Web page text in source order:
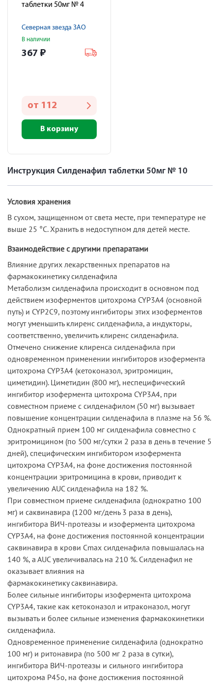
таблетки 50мг № 4
Северная звезда ЗАО
В наличии
367 ₽
от 112
В корзину
Инструкция Силденафил таблетки 50мг № 10
Условия хранения
В сухом, защищенном от света месте, при температуре не
выше 25 °С. Хранить в недоступном для детей месте.
Взаимодействие с другими препаратами
Влияние других лекарственных препаратов на
фармакокинетику силденафила
Метаболизм силденафила происходит в основном под
действием изоферментов цитохрома CYP3A4 (основной
путь) и CYP2C9, поэтому ингибиторы этих изоферментов
могут уменьшить клиренс силденафила, а индукторы,
соответственно, увеличить клиренс силденафила.
Отмечено снижение клиренса силденафила при
одновременном применении ингибиторов изофермента
цитохрома CYP3A4 (кетоконазол, эритромицин,
циметидин). Циметидин (800 мг), неспецифический
ингибитор изофермента цитохрома CYP3A4, при
совместном приеме с силденафилом (50 мг) вызывает
повышение концентрации силденафила в плазме на 56 %.
Однократный прием 100 мг силденафила совместно с
эритромицином (по 500 мг/сутки 2 раза в день в течение 5
дней), специфическим ингибитором изофермента
цитохрома CYP3A4, на фоне достижения постоянной
концентрации эритромицина в крови, приводит к
увеличению AUC силденафила на 182 %.
При совместном приеме силденафила (однократно 100
мг) и саквинавира (1200 мг/день 3 раза в день),
ингибитора ВИЧ-протеазы и изофермента цитохрома
CYP3A4, на фоне достижения постоянной концентрации
саквинавира в крови Сmax силденафила повышалась на
140 %, a AUC увеличивалась на 210 %. Силденафил не
оказывает влияния на
фармакокинетику саквинавира.
Более сильные ингибиторы изофермента цитохрома
CYP3A4, такие как кетоконазол и итраконазол, могут
вызывать и более сильные изменения фармакокинетики
силденафила.
Одновременное применение силденафила (однократно
100 мг) и ритонавира (по 500 мг 2 раза в сутки),
ингибитора ВИЧ-протеазы и сильного ингибитора
цитохрома Р45о, на фоне достижения постоянной